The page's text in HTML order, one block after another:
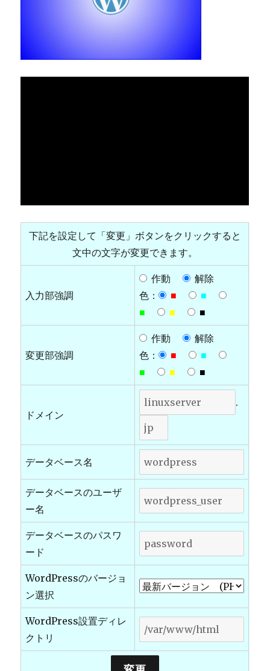
下記を設定して「変更」ボタンをクリックすると
文中の文字が変更できます。
入力部強調
作動
解除
色：
■
■
■
■ ■
変更部強調
作動
解除
色：
■
■
■
■ ■
ドメイン
.
データベース名
データベースのユーザ
ー名
データベースのパスワ
ード
WordPressのバージョ
ン選択
WordPress設置ディレ
クトリ